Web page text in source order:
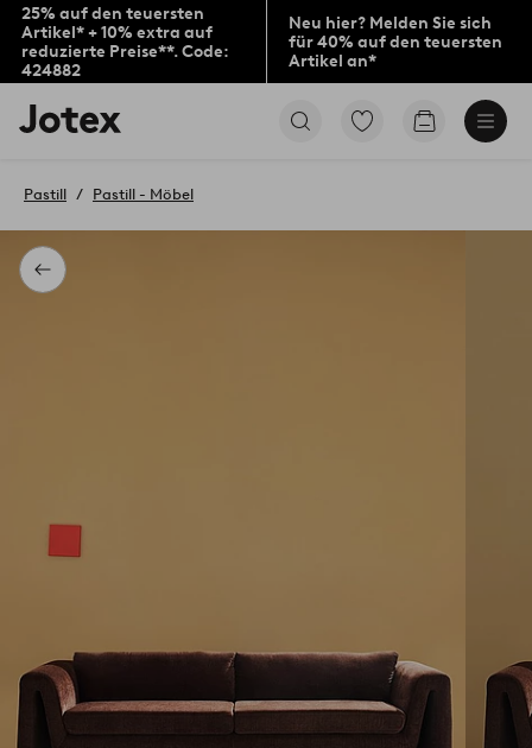
25% auf den teuersten
Artikel* + 10% extra auf
reduzierte Preise**. Code:
424882
Neu hier? Melden Sie sich
für 40% auf den teuersten
Artikel an*
Jotex-
Logo
Startseite
Zu
Produkten
Zum
Zurück
Pastill Pastill - Möbel